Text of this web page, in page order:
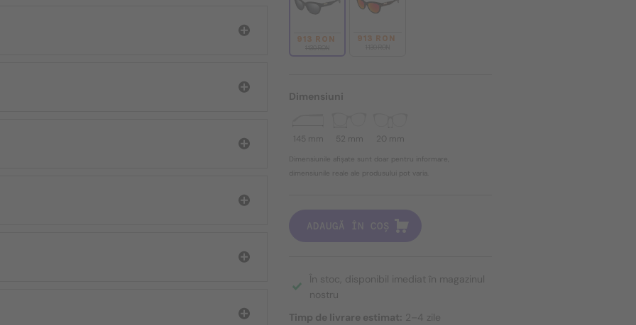
913 RON 913 RON
Dimensiuni
145 mm 52 mm 20 mm
Dimensiunile afișate sunt doar pentru informare,
dimensiunile reale ale produsului pot varia.
ADAUGĂ ÎN COȘ
În stoc, disponibil imediat în magazinul
nostru
Timp de livrare estimat: 2–4 zile